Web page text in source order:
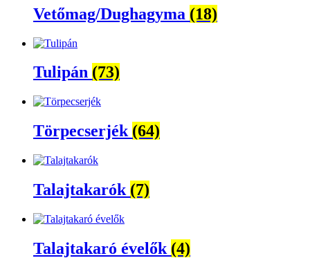
Vetőmag/Dughagyma (18)
Tulipán (73)
Törpecserjék (64)
Talajtakarók (7)
Talajtakaró évelők (4)